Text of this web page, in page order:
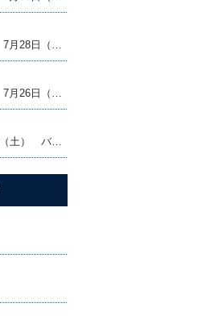
大ちゃん渡船 武丸 7月28日（火）磯釣り釣果
大ちゃん渡船 武丸 7月26日（日）磯釣り釣果
尾鷲 武丸 7月25日（土） バチコン＆イカメタル便